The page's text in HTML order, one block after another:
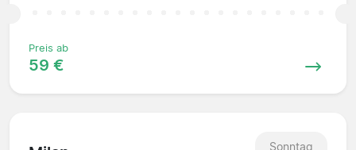
Preis ab
59 €
Sonntag